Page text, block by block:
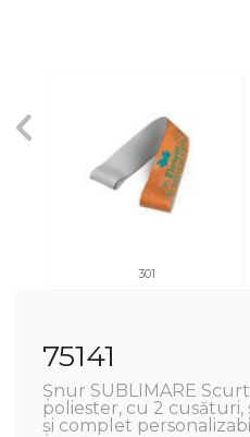
301
75141
Șnur SUBLIMARE
poliester, cu 2
și complet personalizabil